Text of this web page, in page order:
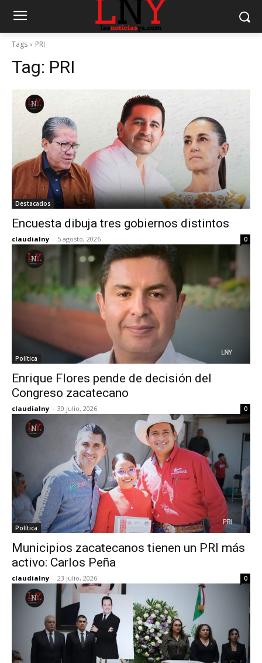
Tags PRI
Tag: PRI
Destacados
Encuesta dibuja tres gobiernos distintos
claudialny - 5 agosto, 2026 0
Política
Enrique Flores pende de decisión del
Congreso zacatecano
claudialny - 30 julio, 2026 0
Política
Municipios zacatecanos tienen un PRI más
activo: Carlos Peña
claudialny - 23 julio, 2026 0